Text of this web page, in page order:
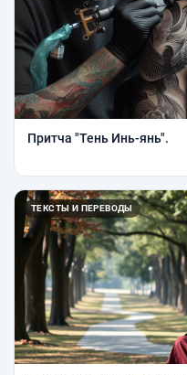
Притча "Тень Инь-янь".
ТЕКСТЫ И ПЕРЕВОДЫ